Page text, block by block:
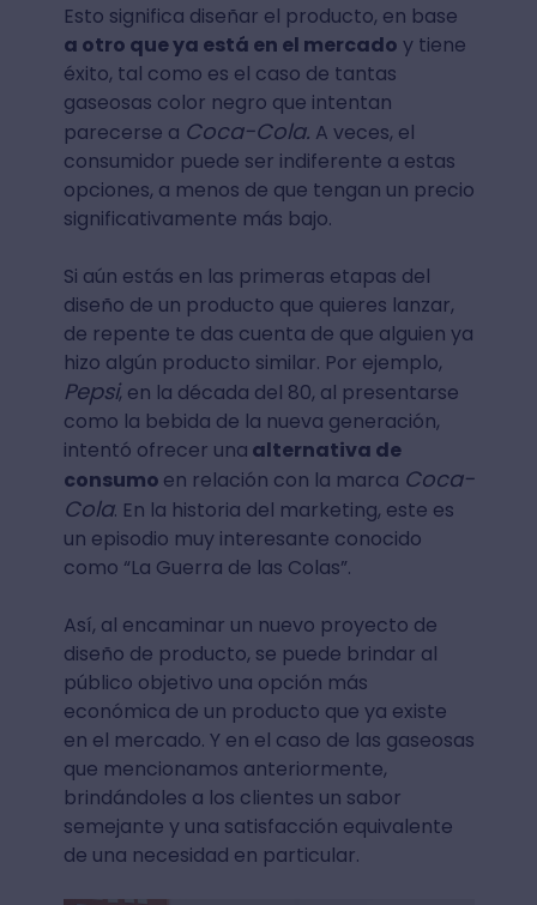
Esto significa diseñar el producto, en base
a otro que ya está en el mercado y tiene
éxito, tal como es el caso de tantas
gaseosas color negro que intentan
parecerse a Coca-Cola. A veces, el
consumidor puede ser indiferente a estas
opciones, a menos de que tengan un precio
significativamente más bajo.
Si aún estás en las primeras etapas del
diseño de un producto que quieres lanzar,
de repente te das cuenta de que alguien ya
hizo algún producto similar. Por ejemplo,
Pepsi, en la década del 80, al presentarse
como la bebida de la nueva generación,
intentó ofrecer una alternativa de
consumo en relación con la marca Coca-
Cola. En la historia del marketing, este es
un episodio muy interesante conocido
como “La Guerra de las Colas”.
Así, al encaminar un nuevo proyecto de
diseño de producto, se puede brindar al
público objetivo una opción más
económica de un producto que ya existe
en el mercado. Y en el caso de las gaseosas
que mencionamos anteriormente,
brindándoles a los clientes un sabor
semejante y una satisfacción equivalente
de una necesidad en particular.